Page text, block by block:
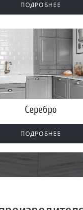
ПОДРОБНЕЕ
Серебро
ПОДРОБНЕЕ